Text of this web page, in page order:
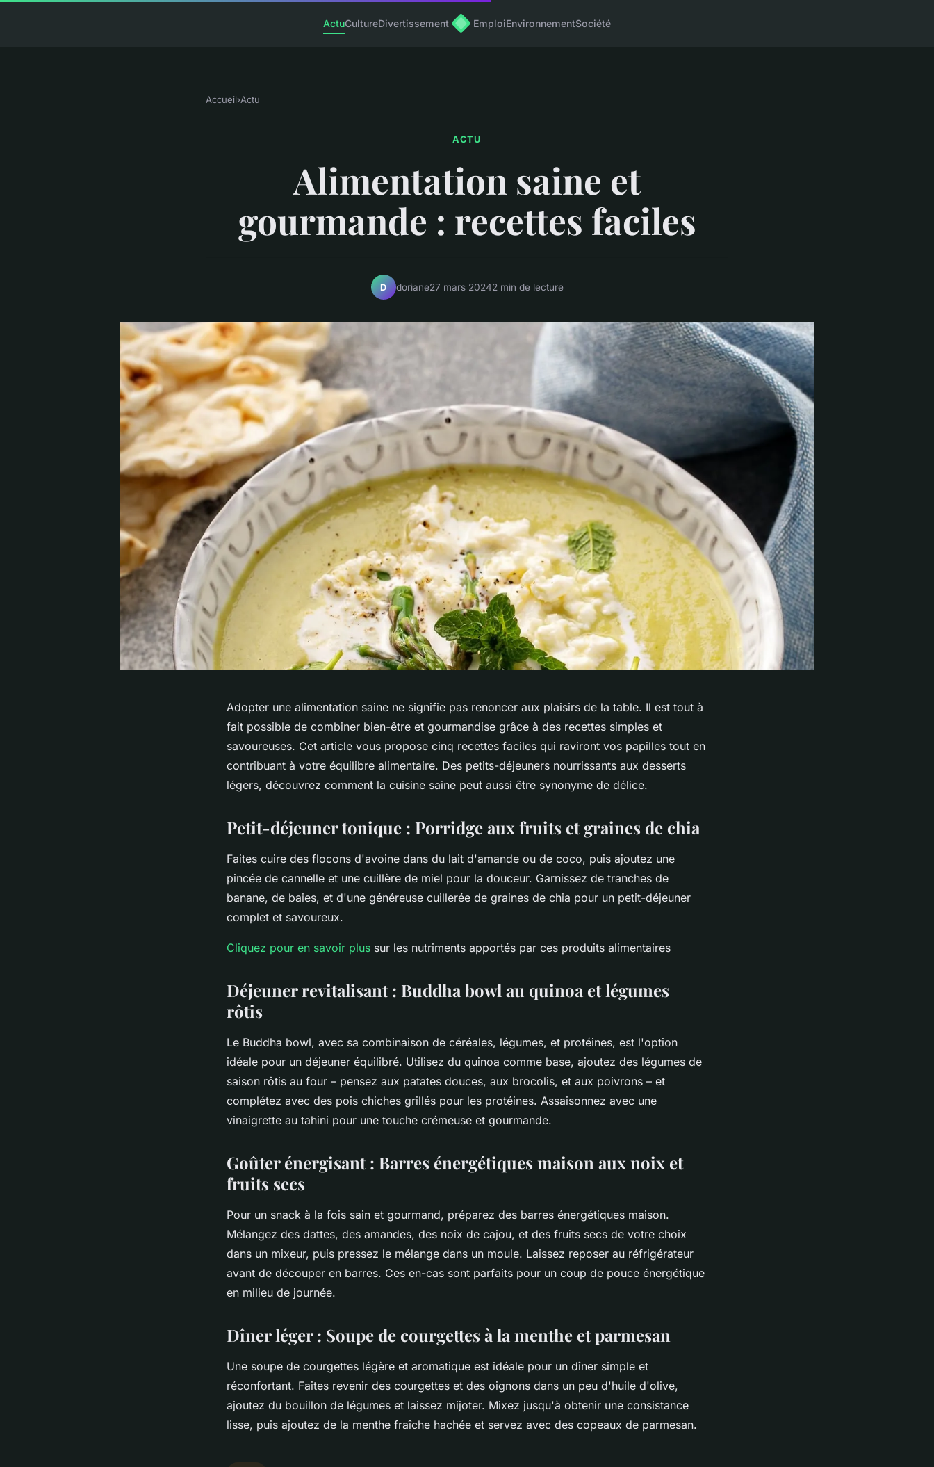
ActuCultureDivertissement EmploiEnvironnementSociété
Accueil›Actu
ACTU
Alimentation saine et
gourmande : recettes faciles
D doriane27 mars 20242 min de lecture
Adopter une alimentation saine ne signifie pas renoncer aux plaisirs de la table. Il est tout à
fait possible de combiner bien-être et gourmandise grâce à des recettes simples et
savoureuses. Cet article vous propose cinq recettes faciles qui raviront vos papilles tout en
contribuant à votre équilibre alimentaire. Des petits-déjeuners nourrissants aux desserts
légers, découvrez comment la cuisine saine peut aussi être synonyme de délice.
Petit-déjeuner tonique : Porridge aux fruits et graines de chia
Faites cuire des flocons d'avoine dans du lait d'amande ou de coco, puis ajoutez une
pincée de cannelle et une cuillère de miel pour la douceur. Garnissez de tranches de
banane, de baies, et d'une généreuse cuillerée de graines de chia pour un petit-déjeuner
complet et savoureux.
Cliquez pour en savoir plus sur les nutriments apportés par ces produits alimentaires
Déjeuner revitalisant : Buddha bowl au quinoa et légumes
rôtis
Le Buddha bowl, avec sa combinaison de céréales, légumes, et protéines, est l'option
idéale pour un déjeuner équilibré. Utilisez du quinoa comme base, ajoutez des légumes de
saison rôtis au four – pensez aux patates douces, aux brocolis, et aux poivrons – et
complétez avec des pois chiches grillés pour les protéines. Assaisonnez avec une
vinaigrette au tahini pour une touche crémeuse et gourmande.
Goûter énergisant : Barres énergétiques maison aux noix et
fruits secs
Pour un snack à la fois sain et gourmand, préparez des barres énergétiques maison.
Mélangez des dattes, des amandes, des noix de cajou, et des fruits secs de votre choix
dans un mixeur, puis pressez le mélange dans un moule. Laissez reposer au réfrigérateur
avant de découper en barres. Ces en-cas sont parfaits pour un coup de pouce énergétique
en milieu de journée.
Dîner léger : Soupe de courgettes à la menthe et parmesan
Une soupe de courgettes légère et aromatique est idéale pour un dîner simple et
réconfortant. Faites revenir des courgettes et des oignons dans un peu d'huile d'olive,
ajoutez du bouillon de légumes et laissez mijoter. Mixez jusqu'à obtenir une consistance
lisse, puis ajoutez de la menthe fraîche hachée et servez avec des copeaux de parmesan.